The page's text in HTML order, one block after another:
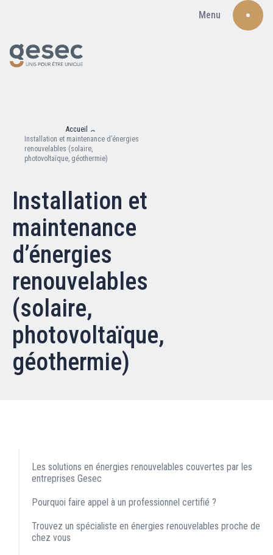
Menu
Qui sommes-nous ?
Nos adhérents
Carte du réseau
Nos partenaires
Clients professionnels
Blog
Recherche
Accueil
Installation et maintenance d’énergies
renouvelables (solaire,
photovoltaïque, géothermie)
Installation et
maintenance
d’énergies
renouvelables
(solaire,
photovoltaïque,
géothermie)
Les solutions en énergies renouvelables couvertes par les
entreprises Gesec
Pourquoi faire appel à un professionnel certifié ?
Trouvez un spécialiste en énergies renouvelables proche de
chez vous